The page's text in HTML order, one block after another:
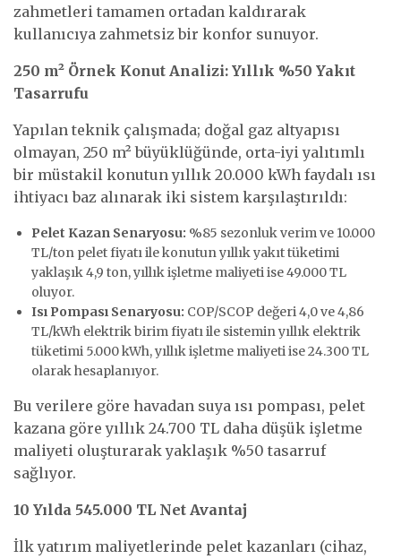
zahmetleri tamamen ortadan kaldırarak
kullanıcıya zahmetsiz bir konfor sunuyor.
250 m² Örnek Konut Analizi: Yıllık %50 Yakıt
Tasarrufu
Yapılan teknik çalışmada; doğal gaz altyapısı
olmayan, 250 m² büyüklüğünde, orta-iyi yalıtımlı
bir müstakil konutun yıllık 20.000 kWh faydalı ısı
ihtiyacı baz alınarak iki sistem karşılaştırıldı:
Pelet Kazan Senaryosu: %85 sezonluk verim ve 10.000
TL/ton pelet fiyatı ile konutun yıllık yakıt tüketimi
yaklaşık 4,9 ton, yıllık işletme maliyeti ise 49.000 TL
oluyor.
Isı Pompası Senaryosu: COP/SCOP değeri 4,0 ve 4,86
TL/kWh elektrik birim fiyatı ile sistemin yıllık elektrik
tüketimi 5.000 kWh, yıllık işletme maliyeti ise 24.300 TL
olarak hesaplanıyor.
Bu verilere göre havadan suya ısı pompası, pelet
kazana göre yıllık 24.700 TL daha düşük işletme
maliyeti oluşturarak yaklaşık %50 tasarruf
sağlıyor.
10 Yılda 545.000 TL Net Avantaj
İlk yatırım maliyetlerinde pelet kazanları (cihaz,